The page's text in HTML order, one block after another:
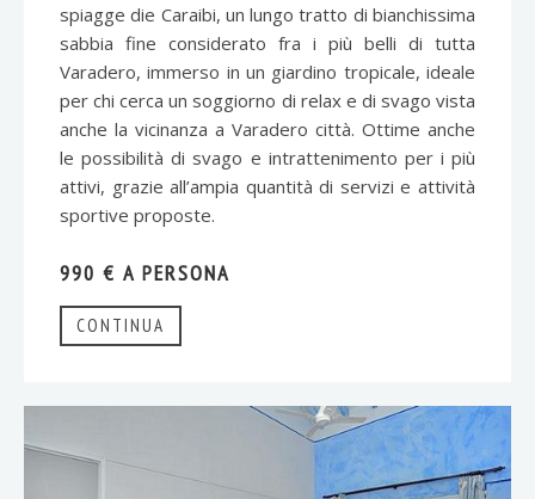
spiagge die Caraibi, un lungo tratto di bianchissima
sabbia fine considerato fra i più belli di tutta
Varadero, immerso in un giardino tropicale, ideale
per chi cerca un soggiorno di relax e di svago vista
anche la vicinanza a Varadero città. Ottime anche
le possibilità di svago e intrattenimento per i più
attivi, grazie all’ampia quantità di servizi e attività
sportive proposte.
990 € A PERSONA
CONTINUA